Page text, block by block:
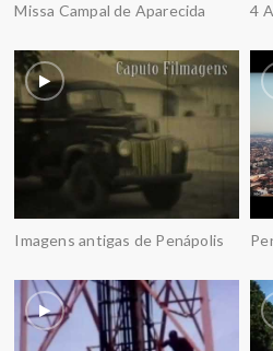
Missa Campal de Aparecida 4
Imagens antigas de Penápolis